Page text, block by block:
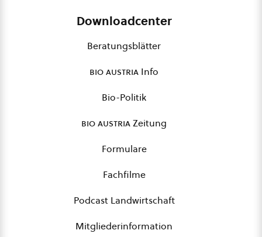
Downloadcenter
Beratungsblätter
bio austria Info
Bio-Politik
bio austriaZeitung
Formulare
Fachfilme
Podcast Landwirtschaft
Mitgliederinformation